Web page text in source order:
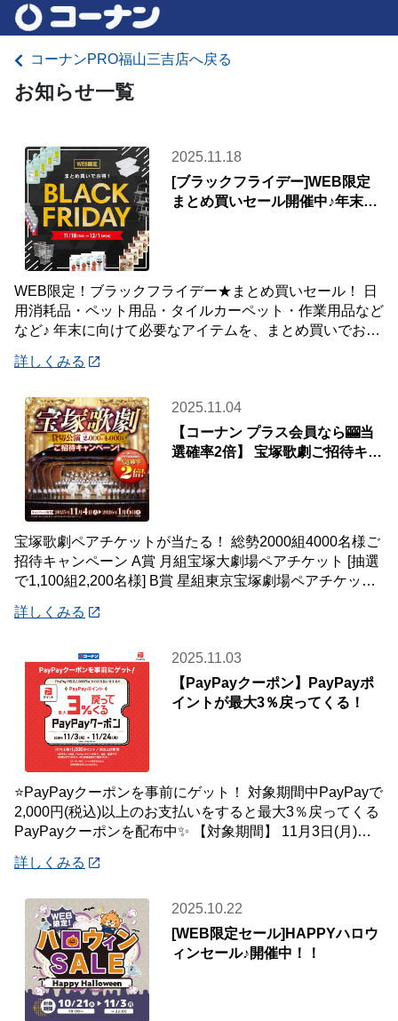
コーナンPRO福山三吉店へ戻る
お知らせ一覧
2025.11.18
[ブラックフライデー]WEB限定
まとめ買いセール開催中♪年末の
WEB限定！ブラックフライデー★まとめ買いセール！ 日
用消耗品・ペット用品・タイルカーペット・作業用品など
など♪ 年末に向けて必要なアイテムを、まとめ買いでお得
詳しくみる
2025.11.04
【コーナン プラス会員なら🎰当
選確率2倍】 宝塚歌劇ご招待キャ
宝塚歌劇ペアチケットが当たる！ 総勢2000組4000名様ご
招待キャンペーン A賞 月組宝塚大劇場ペアチケット [抽選
で1,100組2,200名様] B賞 星組東京宝塚劇場ペアチケット
詳しくみる
2025.11.03
【PayPayクーポン】PayPayポ
イントが最大3％戻ってくる！
⭐PayPayクーポンを事前にゲット！ 対象期間中PayPayで
2,000円(税込)以上のお支払いをすると最大3％戻ってくる
PayPayクーポンを配布中✨ 【対象期間】 11月3日(月)～
詳しくみる
2025.10.22
[WEB限定セール]HAPPYハロウ
ィンセール♪開催中！！